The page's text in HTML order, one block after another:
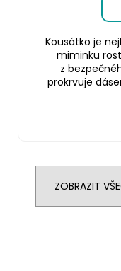
Kousátko je
miminku
z
prokrvuje
ZOBRAZIT